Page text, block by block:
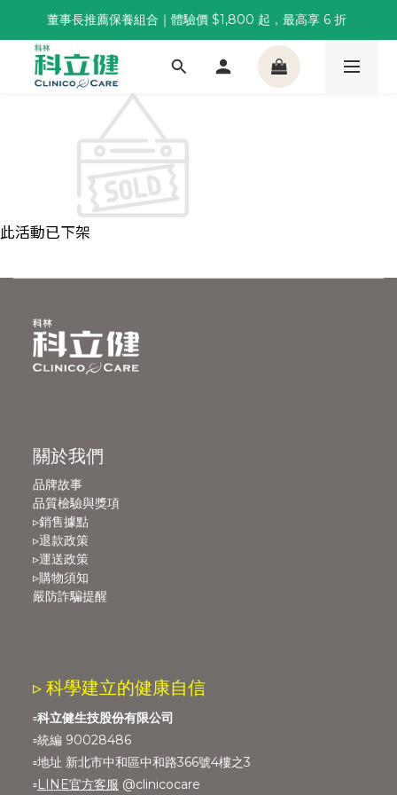
董事長推薦保養組合｜體驗價 $1,800 起，最高享 6 折
董事長推薦保養組合｜體驗價 $1,800 起，最高享 6 折
科林 40 週年 6 重賞｜單筆滿一萬送住宿券，滿兩千再抽
🌙覺好眠全新升級 | 10入體驗組限時$359，感受放鬆入睡
董事長推薦保養組合｜體驗價 $1,800 起，最高享 6 折
此活動已下架
關於我們
品牌故事
品質檢驗與獎項
▹銷售據點
▹退款政策
▹運送政策
▹購物須知
嚴防詐騙提醒
▹ 科學建立的健康自信
▫️科立健生技股份有限公司
▫️統編 90028486
▫️地址 新北市中和區中和路366號4樓之3
▫️LINE官方客服 @clinicocare